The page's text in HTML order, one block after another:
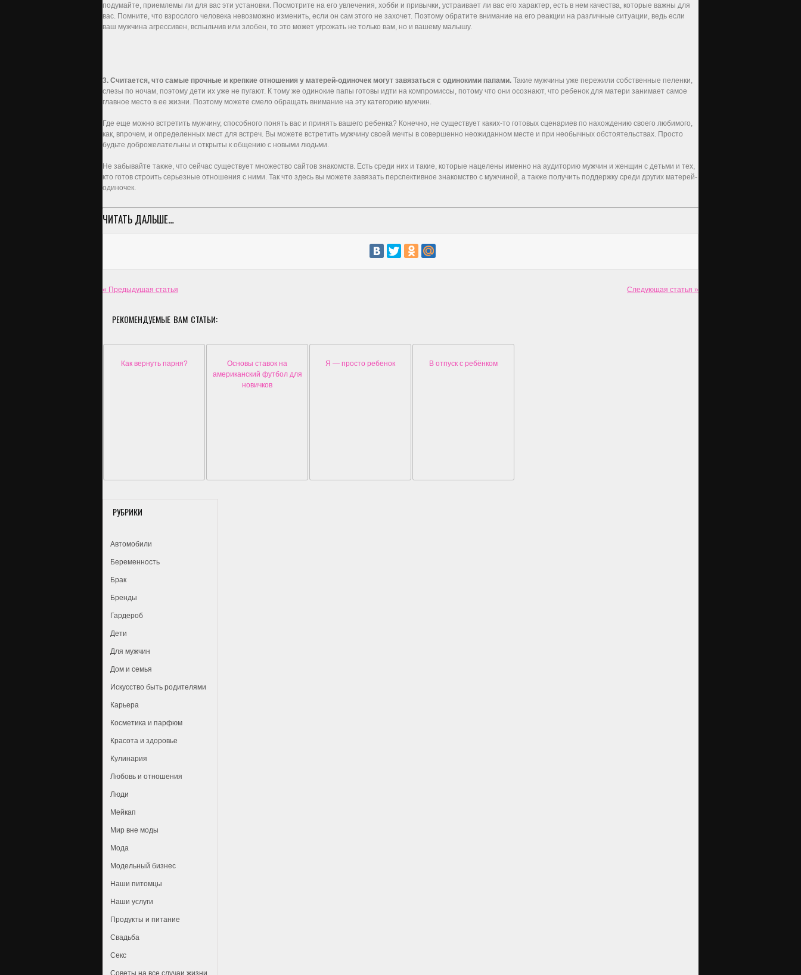
подумайте, приемлемы ли для вас эти установки. Посмотрите на его увлечения, хобби и привычки, устраивает ли вас его характер, есть в нем качества, которые важны для
вас. Помните, что взрослого человека невозможно изменить, если он сам этого не захочет. Поэтому обратите внимание на его реакции на различные ситуации, ведь если
ваш мужчина агрессивен, вспыльчив или злобен, то это может угрожать не только вам, но и вашему малышу.
3. Считается, что самые прочные и крепкие отношения у матерей-одиночек могут завязаться с одинокими папами. Такие мужчины уже пережили собственные пеленки,
слезы по ночам, поэтому дети их уже не пугают. К тому же одинокие папы готовы идти на компромиссы, потому что они осознают, что ребенок для матери занимает самое
главное место в ее жизни. Поэтому можете смело обращать внимание на эту категорию мужчин.
Где еще можно встретить мужчину, способного понять вас и принять вашего ребенка? Конечно, не существует каких-то готовых сценариев по нахождению своего любимого,
как, впрочем, и определенных мест для встреч. Вы можете встретить мужчину своей мечты в совершенно неожиданном месте и при необычных обстоятельствах. Просто
будьте доброжелательны и открыты к общению с новыми людьми.
Не забывайте также, что сейчас существует множество сайтов знакомств. Есть среди них и такие, которые нацелены именно на аудиторию мужчин и женщин с детьми и тех,
кто готов строить серьезные отношения с ними. Так что здесь вы можете завязать перспективное знакомство с мужчиной, а также получить поддержку среди других матерей-
одиночек.
ЧИТАТЬ ДАЛЬШЕ…
« Предыдущая статья Следующая статья »
РЕКОМЕНДУЕМЫЕ ВАМ СТАТЬИ:
Как вернуть парня?
Основы ставок на
американский футбол для
новичков
Я — просто ребенок В отпуск с ребёнком
РУБРИКИ
Автомобили
Беременность
Брак
Бренды
Гардероб
Дети
Для мужчин
Дом и семья
Искусство быть родителями
Карьера
Косметика и парфюм
Красота и здоровье
Кулинария
Любовь и отношения
Люди
Мейкап
Мир вне моды
Мода
Модельный бизнес
Наши питомцы
Наши услуги
Продукты и питание
Свадьба
Секс
Советы на все случаи жизни